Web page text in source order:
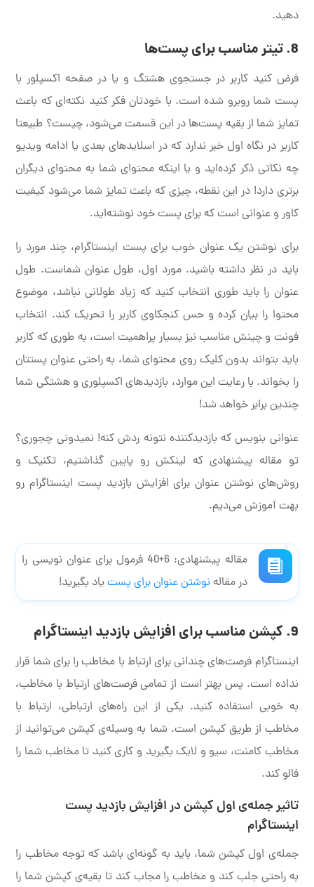
دهید.
8. تیتر مناسب برای پست‌ها
فرض کنید کاربر در جستجوی هشتگ و یا در صفحه اکسپلور با
پست شما روبرو شده است. با خودتان فکر کنید نکته‌ای که باعث
تمایز شما از بقیه پست‌ها در این قسمت می‌شود، چیست؟ طبیعتا
کاربر در نگاه اول خبر ندارد که در اسلایدهای بعدی یا ادامه ویدیو
چه نکاتی ذکر کرده‌اید و یا اینکه محتوای شما به محتوای دیگران
برتری دارد! در این نقطه، چیزی که باعث تمایز شما می‌شود کیفیت
کاور و عنوانی است که برای پست خود نوشته‌اید.
برای نوشتن یک عنوان خوب برای پست اینستاگرام، چند مورد را
باید در نظر داشته باشید. مورد اول، طول عنوان شماست. طول
عنوان را باید طوری انتخاب کنید که زیاد طولانی نباشد، موضوع
محتوا را بیان کرده و حس کنجکاوی کاربر را تحریک کند. انتخاب
فونت و چینش مناسب نیز بسیار پراهمیت است، به طوری که کاربر
باید بتواند بدون کلیک روی محتوای شما، به راحتی عنوان پستتان
را بخواند. با رعایت این موارد، بازدیدهای اکسپلوری و هشتگی شما
چندین برابر خواهد شد!
عنوانی بنویس که بازدیدکننده نتونه ردش کنه! نمیدونی چجوری؟
تو مقاله پیشنهادی که لینکش رو پایین گذاشتیم، تکنیک و
روش‌های نوشتن عنوان برای افزایش بازدید پست اینستاگرام رو
بهت آموزش می‌دیم.
مقاله پیشنهادی: 6+40 فرمول برای عنوان نویسی را
در مقاله نوشتن عنوان برای پستیاد بگیرید!
9. کپشن مناسب برای افزایش بازدید اینستاگرام
اینستاگرام فرصت‌های چندانی برای ارتباط با مخاطب را برای شما قرار
نداده است. پس بهتر است از تمامی فرصت‌های ارتباط با مخاطب،
به خوبی استفاده کنید. یکی از این راه‌های ارتباطی، ارتباط با
مخاطب از طریق کپشن است. شما به وسیله‌ی کپشن می‌توانید از
مخاطب کامنت، سیو و لایک بگیرید و کاری کنید تا مخاطب شما را
فالو کند.
تاثیر جمله‌ی اول کپشن در افزایش بازدید پست
اینستاگرام
جمله‌ی اول کپشن شما، باید به گونه‌ای باشد که توجه مخاطب را
به راحتی جلب کند و مخاطب را مجاب کند تا بقیه‌ی کپشن شما را